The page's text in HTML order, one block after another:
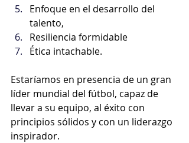
Enfoque en el desarrollo del
talento,
Resiliencia formidable
Ética intachable.
Estaríamos en presencia de un gran
líder mundial del fútbol, capaz de
llevar a su equipo, al éxito con
principios sólidos y con un liderazgo
inspirador.